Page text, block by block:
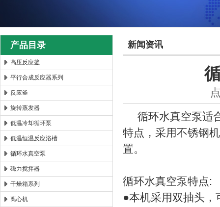
西安太康生物科技有限公司
产品目录
高压反应釜
平行合成反应器系列
反应釜
旋转蒸发器
低温冷却循环泵
低温恒温反应浴槽
循环水真空泵
磁力搅拌器
干燥箱系列
离心机
新闻资讯
循环水真空泵适
特点，采用不锈钢
置。
循环水真空泵特点:
●本机采用双抽头